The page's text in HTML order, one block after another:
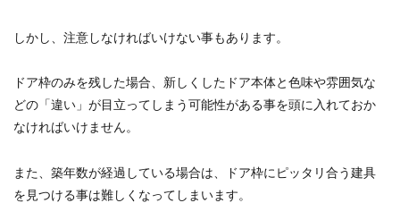
しかし、注意しなければいけない事もあります。
ドア枠のみを残した場合、新しくしたドア本体と色味や雰囲気な
どの「違い」が目立ってしまう可能性がある事を頭に入れておか
なければいけません。
また、築年数が経過している場合は、ドア枠にピッタリ合う建具
を見つける事は難しくなってしまいます。